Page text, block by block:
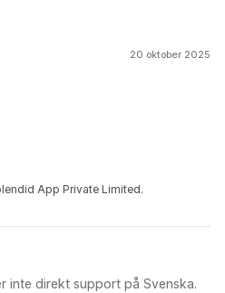
20 oktober 2025
App Private Limited.
inte direkt support på Svenska.